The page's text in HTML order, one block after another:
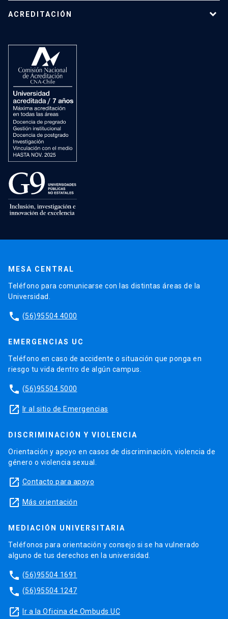
ACREDITACIÓN
MESA CENTRAL
Teléfono para comunicarse con las distintas áreas de la
Universidad.
phone (56)95504 4000
EMERGENCIAS UC
Teléfono en caso de accidente o situación que ponga en
riesgo tu vida dentro de algún campus.
phone (56)95504 5000
launch Ir al sitio de Emergencias
DISCRIMINACIÓN Y VIOLENCIA
Orientación y apoyo en casos de discriminación, violencia de
género o violencia sexual.
launch Contacto para apoyo
launch Más orientación
MEDIACIÓN UNIVERSITARIA
Teléfonos para orientación y consejo si se ha vulnerado
alguno de tus derechos en la universidad.
phone (56)95504 1691
phone (56)95504 1247
launch Ir a la Oficina de Ombuds UC